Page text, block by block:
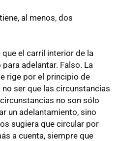
al menos, dos
el carril interior de la
adelantar. Falso. La
rige por el principio de
ser que las circunstancias
no son sólo
un adelantamiento, sino
sugiera que circular por
a cuenta, siempre que